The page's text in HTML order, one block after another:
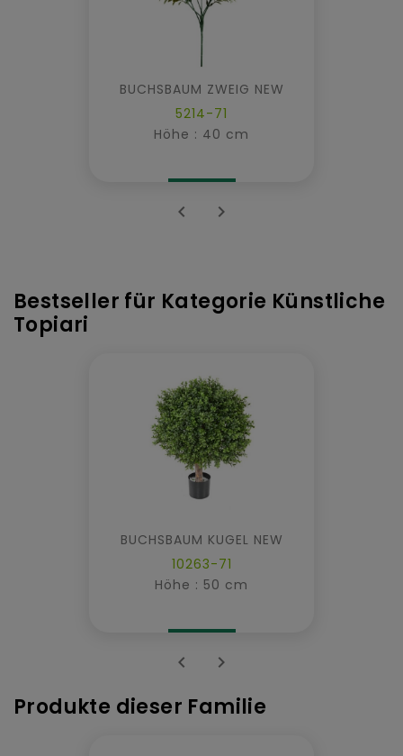
BUCHSBAUM ZWEIG NEW
5214-71
Höhe : 40 cm
 
Bestseller für Kategorie Künstliche
Topiari
BUCHSBAUM KUGEL NEW
10263-71
Höhe : 50 cm
 
Produkte dieser Familie